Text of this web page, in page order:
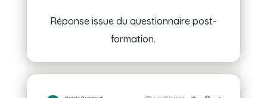
Réponse issue du questionnaire post-
formation.